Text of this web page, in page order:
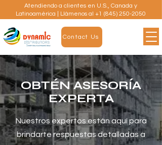
Atendiendo a clientes en U.S., Canada y
Latinoamérica | Llámenos al +1 (845) 250-2050
Contact Us
OBTÉN ASESORÍA
EXPERTA
Nuestros expertos están aquí para
brindarte respuestas detalladas a